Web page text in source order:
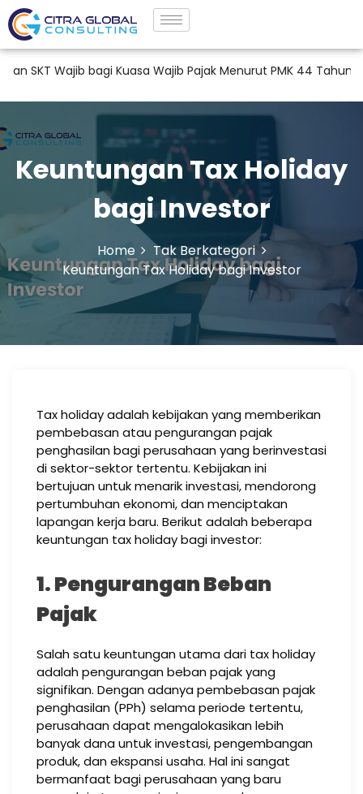
bagi Kuasa Wajib Pajak Menurut PMK 44 Tahun 2026
Keuntungan Tax Holiday
bagi Investor
Home
Tak Berkategori
Keuntungan Tax Holiday bagi Investor
Tax holiday adalah kebijakan yang memberikan
pembebasan atau pengurangan pajak
penghasilan bagi perusahaan yang berinvestasi
di sektor-sektor tertentu. Kebijakan ini
bertujuan untuk menarik investasi, mendorong
pertumbuhan ekonomi, dan menciptakan
lapangan kerja baru. Berikut adalah beberapa
keuntungan tax holiday bagi investor:
1. Pengurangan Beban
Pajak
Salah satu keuntungan utama dari tax holiday
adalah pengurangan beban pajak yang
signifikan. Dengan adanya pembebasan pajak
penghasilan (PPh) selama periode tertentu,
perusahaan dapat mengalokasikan lebih
banyak dana untuk investasi, pengembangan
produk, dan ekspansi usaha. Hal ini sangat
bermanfaat bagi perusahaan yang baru